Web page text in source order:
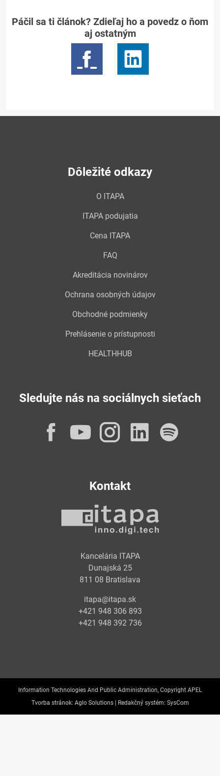
Páčil sa ti článok? Zdieľaj ho a povedz o ňom
aj ostatným
Dôležité odkazy
O ITAPA
ITAPA podujatia
Cena ITAPA
FAQ
Akreditácia novinárov
Ochrana osobných údajov
Obchodné podmienky
Prehlásenie o prístupnosti
HEALTHHUB
Sledujte nás na sociálnych sieťach
Facebook
YouTube
Instagram
Kontakt
Kancelária ITAPA
Dunajská 25
811 08 Bratislava
itapa@itapa.sk
+421 948 306 893
+421 948 392 736
Information Technologies And Public Administration, Copyright APEL
Tvorba stránok: Aglo Solutions | Redakčný systém: SysCom